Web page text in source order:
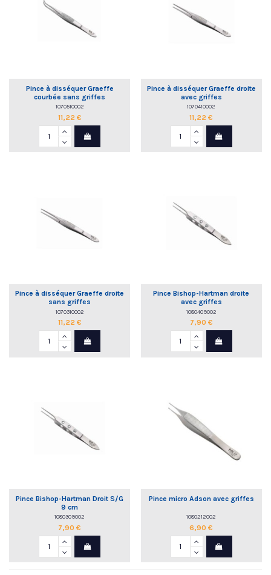
Pince à disséquer Graeffe
courbée sans griffes
1070510002
11,22 €
Pince à disséquer Graeffe droite
avec griffes
1070410002
11,22 €
Pince à disséquer Graeffe droite
sans griffes
1070310002
11,22 €
Pince Bishop-Hartman droite
avec griffes
1080409002
7,90 €
Pince Bishop-Hartman Droit S/G
9 cm
1080309002
7,90 €
Pince micro Adson avec griffes
1080212002
6,90 €